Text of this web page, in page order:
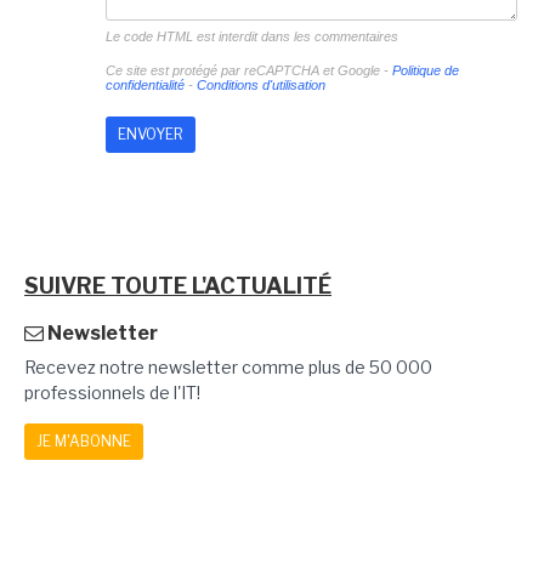
Le code HTML est interdit dans les commentaires
Ce site est protégé par reCAPTCHA et Google - Politique de
confidentialité- Conditions d'utilisation
SUIVRE TOUTE L'ACTUALITÉ
Newsletter
Recevez notre newsletter comme plus de 50 000
professionnels de l'IT!
JE M'ABONNE